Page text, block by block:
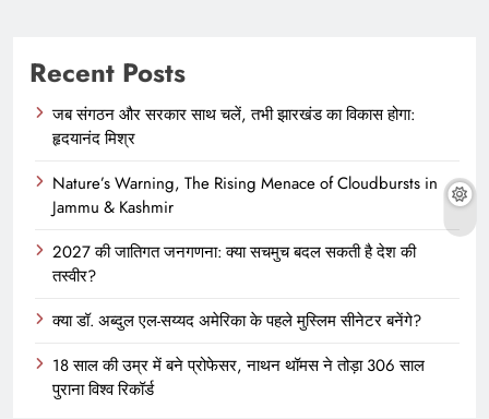
Recent Posts
जब संगठन और सरकार साथ चलें, तभी झारखंड का विकास होगा:
हृदयानंद मिश्र
Nature’s Warning, The Rising Menace of Cloudbursts in
Jammu & Kashmir
2027 की जातिगत जनगणना: क्या सचमुच बदल सकती है देश की
तस्वीर?
क्या डॉ. अब्दुल एल-सय्यद अमेरिका के पहले मुस्लिम सीनेटर बनेंगे?
18 साल की उम्र में बने प्रोफेसर, नाथन थॉमस ने तोड़ा 306 साल
पुराना विश्व रिकॉर्ड